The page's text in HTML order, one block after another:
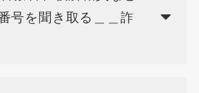
号を聞き取る＿＿詐